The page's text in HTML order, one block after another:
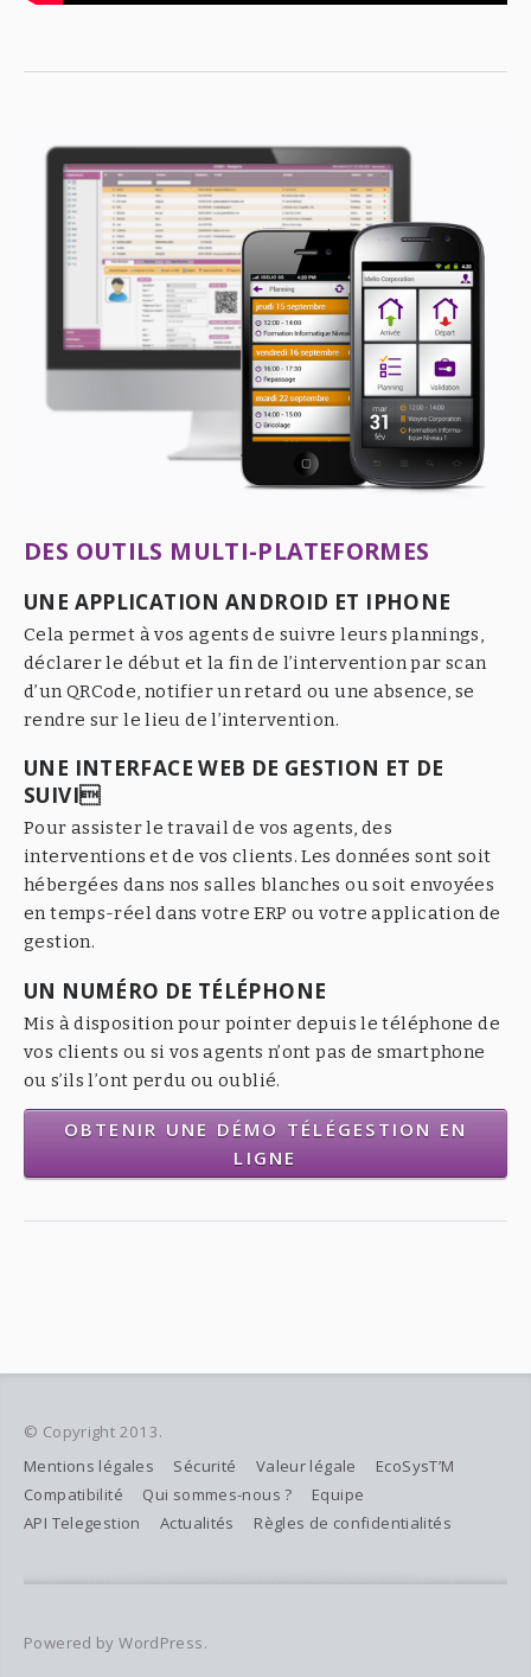
DES OUTILS MULTI-PLATEFORMES
UNE APPLICATION ANDROID ET IPHONE
Cela permet à vos agents de suivre leurs plannings,
déclarer le début et la fin de l’intervention par scan
d’un QRCode, notifier un retard ou une absence, se
rendre sur le lieu de l’intervention.
UNE INTERFACE WEB DE GESTION ET DE
SUIVI
Pour assister le travail de vos agents, des
interventions et de vos clients. Les données sont soit
hébergées dans nos salles blanches ou soit envoyées
en temps-réel dans votre ERP ou votre application de
gestion.
UN NUMÉRO DE TÉLÉPHONE
Mis à disposition pour pointer depuis le téléphone de
vos clients ou si vos agents n’ont pas de smartphone
ou s’ils l’ont perdu ou oublié.
OBTENIR UNE DÉMO TÉLÉGESTION EN
LIGNE
© Copyright 2013.
Mentions légales
Sécurité Valeur légale
EcoSysT’M
Compatibilité
Qui sommes-nous ?
Equipe
API Telegestion
Actualités Règles de confidentialités
Powered by WordPress.